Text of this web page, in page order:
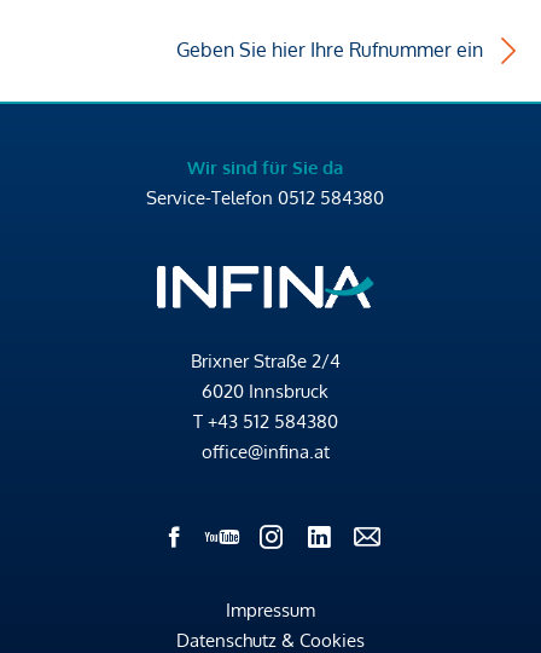
Geben Sie hier Ihre Rufnummer ein
Wir sind für Sie da
Service-Telefon 0512 584380
Brixner Straße 2/4
6020 Innsbruck
T +43 512 584380
office@infina.at
Impressum
Datenschutz & Cookies